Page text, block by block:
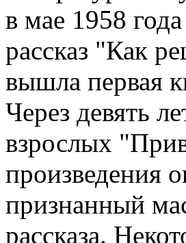
в мае 1958
рассказ "Как
вышла первая
Через девять
взрослых
произведения
признанный
рассказа.